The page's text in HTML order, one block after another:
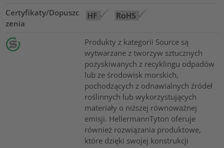
Certyfikaty/Dopuszc
zenia
Produkty z kategorii Source są
wytwarzane z tworzyw sztucznych
pozyskiwanych z recyklingu odpadów
lub ze środowisk morskich,
pochodzących z odnawialnych źródeł
roślinnych lub wykorzystujących
materiały o niższej równoważnej
emisji. HellermannTyton oferuje
również rozwiązania produktowe,
które dzięki swojej konstrukcji